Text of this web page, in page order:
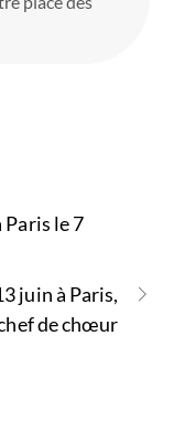
le 7
juin à Paris,
de chœur